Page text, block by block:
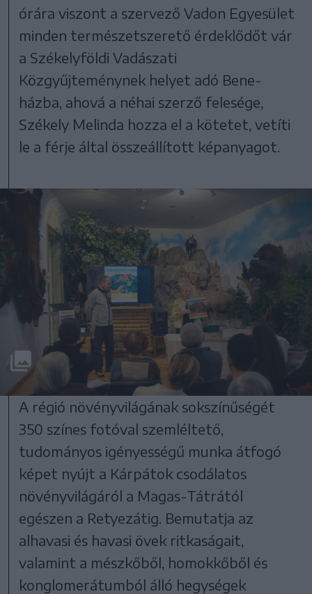
órára viszont a szervező Vadon Egyesület
minden természetszerető érdeklődőt vár
a Székelyföldi Vadászati
Közgyűjteménynek helyet adó Bene-
házba, ahová a néhai szerző felesége,
Székely Melinda hozza el a kötetet, vetíti
le a férje által összeállított képanyagot.
A régió növényvilágának sokszínűségét
350 színes fotóval szemléltető,
tudományos igényességű munka átfogó
képet nyújt a Kárpátok csodálatos
növényvilágáról a Magas-Tátrától
egészen a Retyezátig. Bemutatja az
alhavasi és havasi övek ritkaságait,
valamint a mészkőből, homokkőből és
konglomerátumból álló hegységek